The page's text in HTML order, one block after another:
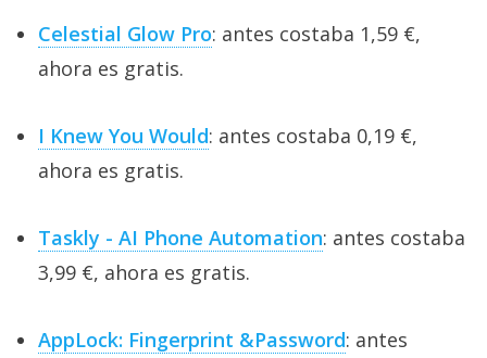
Celestial Glow Pro: antes costaba 1,59 €,
ahora es gratis.
I Knew You Would: antes costaba 0,19 €,
ahora es gratis.
Taskly - AI Phone Automation: antes costaba
3,99 €, ahora es gratis.
AppLock: Fingerprint &Password: antes